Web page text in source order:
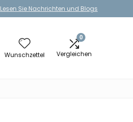
Lesen Sie Nachrichten und Blogs
Wunschzettel
0
Vergleichen